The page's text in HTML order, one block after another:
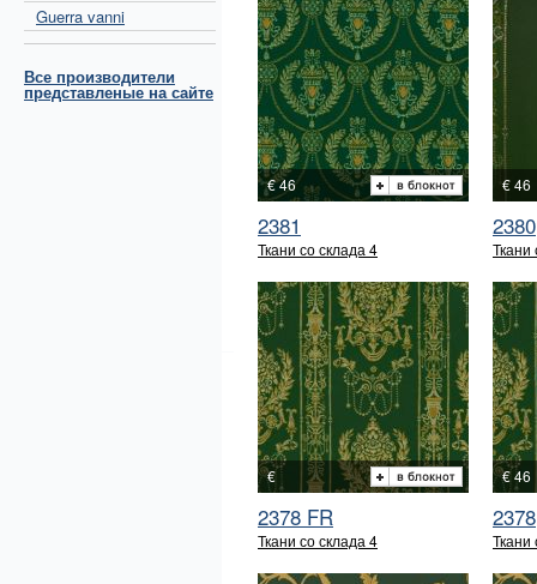
Guerra vanni
Все производители
представленые на сайте
€ 46
2381
Ткани со склада 4
€ 46
2380
Ткани
€
2378 FR
Ткани со склада 4
€ 46
2378
Ткани